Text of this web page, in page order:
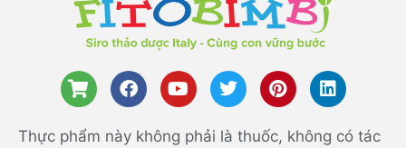
Thực phẩm này không phải là thuốc, không có tác